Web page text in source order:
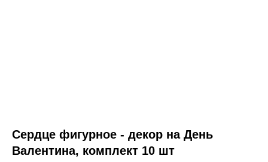
Сердце фигурное - декор на День
Валентина, комплект 10 шт